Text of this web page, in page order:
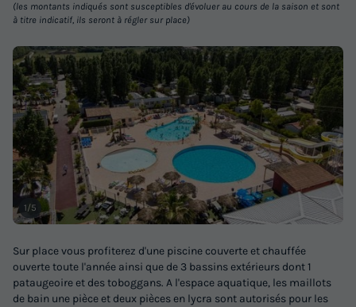
Mobilhome 6 personnes - Bien-être 2ch 6p
Signature clim
Annulation gratuite
Surface Adultes Chambres Salle de bain
Climatisation Cafetière Réfrigérateur Salon de jardin
Micro-ondes
+ 1
(les montants indiqués sont susceptibles d'évoluer au cours de la saison et sont
à titre indicatif, ils seront à régler sur place)
1/5
Sur place vous profiterez d'une piscine couverte et chauffée
ouverte toute l'année ainsi que de 3 bassins extérieurs dont 1
pataugeoire et des toboggans. A l'espace aquatique, les maillots
de bain une pièce et deux pièces en lycra sont autorisés pour les